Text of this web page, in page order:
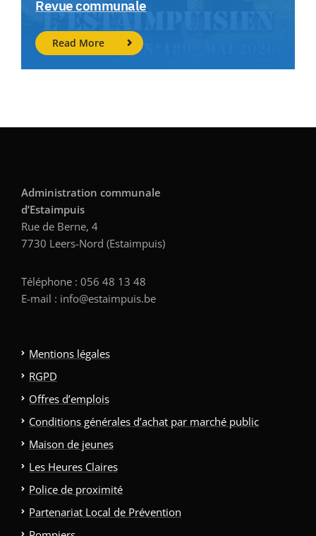
Revue communale
Read More
Administration communale
d’Estaimpuis
Rue de Berne, 4
7730 Leers-Nord (Estaimpuis)
Téléphone : 056 48 13 48
E-mail : info@estaimpuis.be
Mentions légales
RGPD
Offres d’emplois
Conditions générales d’achat par marché public
Maison de jeunes
Les Heures Claires
Police de proximité
Partenariat Local de Prévention